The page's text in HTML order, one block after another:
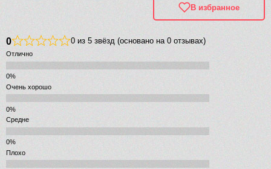
В избранное
0 0 из 5 звёзд (основано на 0 отзывах)
Отлично
Очень хорошо
Средне
Плохо